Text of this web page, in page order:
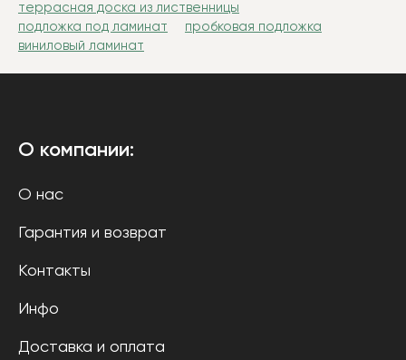
террасная доска из лиственницы
подложка под ламинат
пробковая подложка
виниловый ламинат
О компании:
О нас
Гарантия и возврат
Контакты
Инфо
Доставка и оплата